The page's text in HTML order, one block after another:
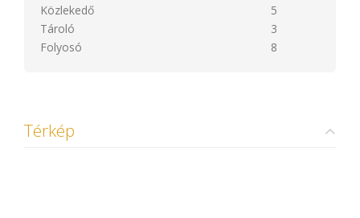
Közlekedő
5
Tároló
3
Folyosó
8
Térkép